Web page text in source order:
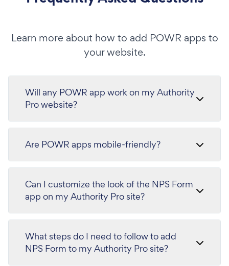
Learn more about how to add POWR apps to
your website.
Will any POWR app work on my Authority
Pro website?
Are POWR apps mobile-friendly?
Can I customize the look of the NPS Form
app on my Authority Pro site?
What steps do I need to follow to add
NPS Form to my Authority Pro site?